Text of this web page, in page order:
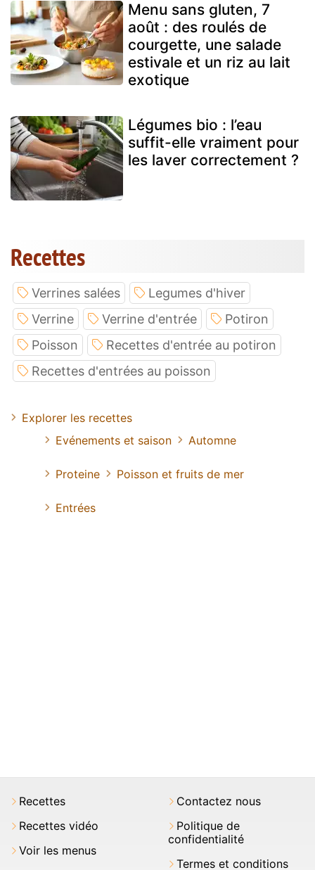
Menu sans gluten, 7
août : des roulés de
courgette, une salade
estivale et un riz au lait
exotique
Légumes bio : l’eau
suffit-elle vraiment pour
les laver correctement ?
Recettes
Verrines salées
Legumes d'hiver
Verrine
Verrine d'entrée
Potiron
Poisson
Recettes d'entrée au potiron
Recettes d'entrées au poisson
Explorer les recettes
Evénements et saison
Automne
Proteine Poisson et fruits de mer
Entrées
Recettes
Recettes vidéo
Voir les menus
Contactez nous
Politique de
confidentialité
Termes et conditions